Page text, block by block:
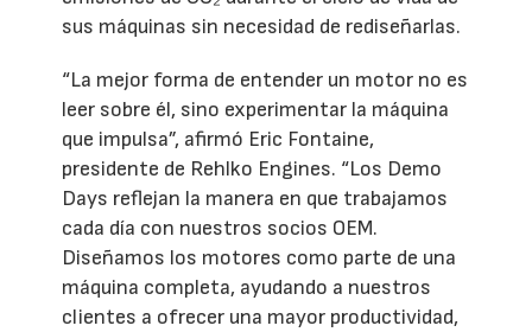
sus máquinas sin necesidad de rediseñarlas.
“La mejor forma de entender un motor no es
leer sobre él, sino experimentar la máquina
que impulsa”, afirmó Eric Fontaine,
presidente de Rehlko Engines. “Los Demo
Days reflejan la manera en que trabajamos
cada día con nuestros socios OEM.
Diseñamos los motores como parte de una
máquina completa, ayudando a nuestros
clientes a ofrecer una mayor productividad,